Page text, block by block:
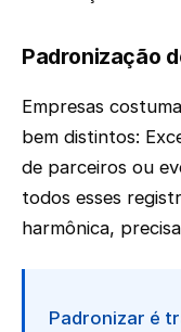
Padronização
Empresas
bem distintos:
de parceiros ou
todos esses
harmônica,
Padronizar é